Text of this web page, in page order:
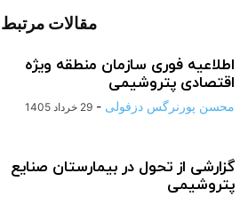
مقالات مرتبط
اطلاعیه فوری سازمان منطقه ویژه
اقتصادی پتروشیمی
محسن پورنرگس دزفولی - 29 خرداد 1405
گزارشی از تحول در بیمارستان صنایع
پتروشیمی